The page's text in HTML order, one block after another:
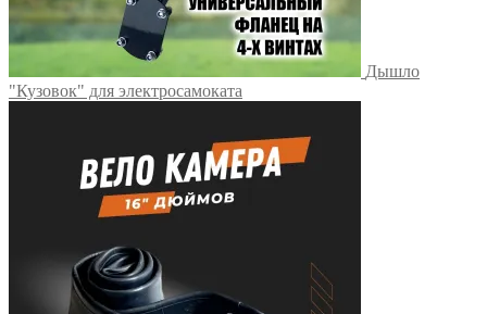
Дышло
"Кузовок" для электросамоката